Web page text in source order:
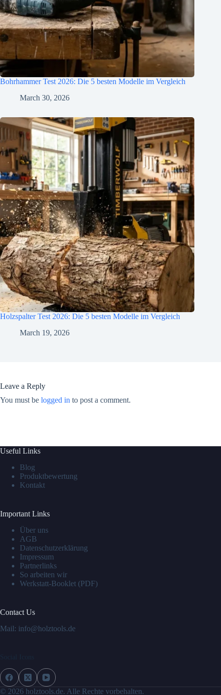
Bohrhammer Test 2026: Die 5 besten Modelle im Vergleich
March 30, 2026
Holzspalter Test 2026: Die 5 besten Modelle im Vergleich
March 19, 2026
Leave a Reply
You must be logged in to post a comment.
Useful Links
Blog
Produktbewertung
Kontakt
Important Links
Über uns
AGB
Datenschutzerklärung
Impressum
Partnerlinks
So arbeiten wir
Werkstatt-Booklet (PDF)
Contact Us
Mail: info@holztools.de
© 2026 holztools.de. Alle Rechte vorbehalten.